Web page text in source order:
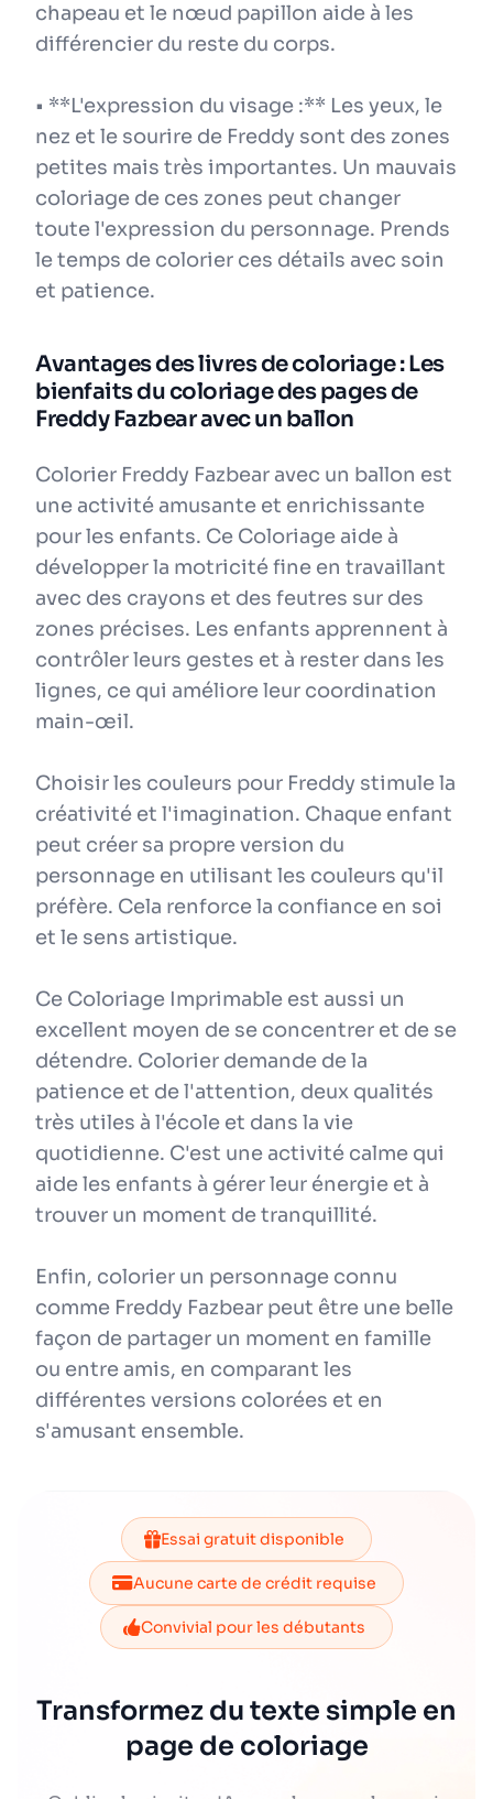
chapeau et le nœud papillon aide à les
différencier du reste du corps.
• **L'expression du visage :** Les yeux, le
nez et le sourire de Freddy sont des zones
petites mais très importantes. Un mauvais
coloriage de ces zones peut changer
toute l'expression du personnage. Prends
le temps de colorier ces détails avec soin
et patience.
Avantages des livres de coloriage : Les
bienfaits du coloriage des pages de
Freddy Fazbear avec un ballon
Colorier Freddy Fazbear avec un ballon est
une activité amusante et enrichissante
pour les enfants. Ce Coloriage aide à
développer la motricité fine en travaillant
avec des crayons et des feutres sur des
zones précises. Les enfants apprennent à
contrôler leurs gestes et à rester dans les
lignes, ce qui améliore leur coordination
main-œil.
Choisir les couleurs pour Freddy stimule la
créativité et l'imagination. Chaque enfant
peut créer sa propre version du
personnage en utilisant les couleurs qu'il
préfère. Cela renforce la confiance en soi
et le sens artistique.
Ce Coloriage Imprimable est aussi un
excellent moyen de se concentrer et de se
détendre. Colorier demande de la
patience et de l'attention, deux qualités
très utiles à l'école et dans la vie
quotidienne. C'est une activité calme qui
aide les enfants à gérer leur énergie et à
trouver un moment de tranquillité.
Enfin, colorier un personnage connu
comme Freddy Fazbear peut être une belle
façon de partager un moment en famille
ou entre amis, en comparant les
différentes versions colorées et en
s'amusant ensemble.
Essai gratuit disponible
Aucune carte de crédit requise
Convivial pour les débutants
Transformez du texte simple en
page de coloriage